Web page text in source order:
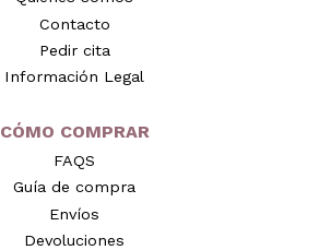
Contacto
Pedir cita
Información Legal
CÓMO COMPRAR
FAQS
Guía de compra
Envíos
Devoluciones